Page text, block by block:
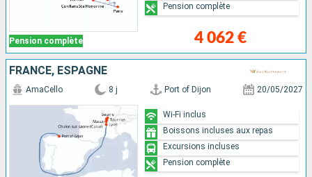
Pension complète 4 062 €
Pension complète
FRANCE, ESPAGNE
AmaCello 8 j Port of Dijon 20/05/2027
Wi-Fi inclus
Boissons incluses aux repas
Excursions incluses
Pension complète